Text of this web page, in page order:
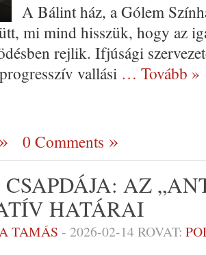
A Bálint ház, a Gólem
mi mind hisszük, hogy az
rejlik. Ifjúsági
vallási … Tovább »
0 Comments
AZ
HATÁRAI
TAMÁS - 2026-02-14ROVAT: